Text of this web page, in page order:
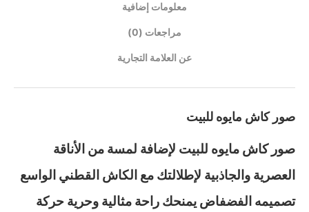
معلومات إضافية
مراجعات (0)
عن العلامة التجارية
صور كاش مايوه للبيت
صور كاش مايوه للبيت لإضافة لمسة من الأناقة
العصرية والجاذبية لإطلالتك مع الكاش القطني الواسع
تصميمه الفضفاض يمنحك راحة مثالية وحرية حركة